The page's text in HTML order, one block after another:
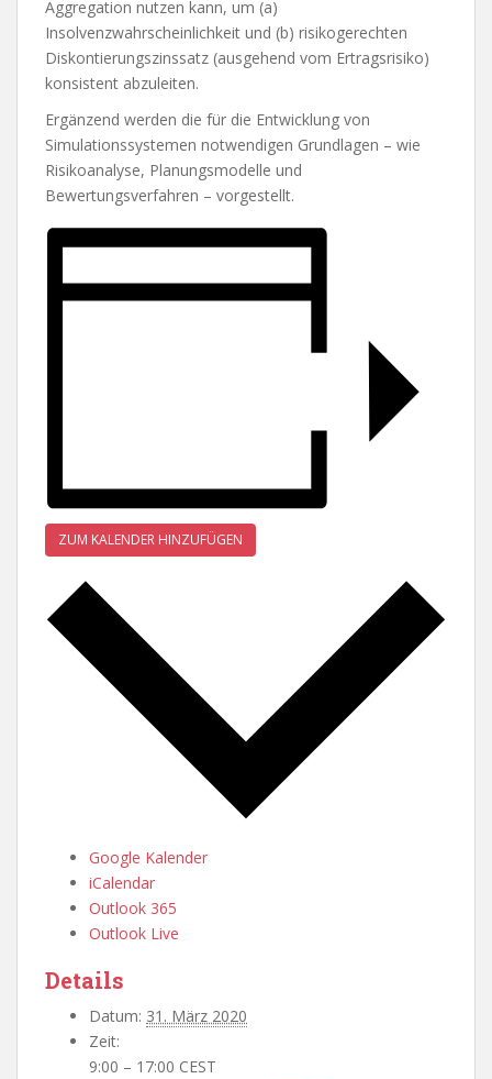
Aggregation nutzen kann, um (a)
Insolvenzwahrscheinlichkeit und (b) risikogerechten
Diskontierungszinssatz (ausgehend vom Ertragsrisiko)
konsistent abzuleiten.
Ergänzend werden die für die Entwicklung von
Simulationssystemen notwendigen Grundlagen – wie
Risikoanalyse, Planungsmodelle und
Bewertungsverfahren – vorgestellt.
ZUM KALENDER HINZUFÜGEN
Google Kalender
iCalendar
Outlook 365
Outlook Live
Details
Datum: 31. März 2020
Zeit:
9:00 – 17:00 CEST